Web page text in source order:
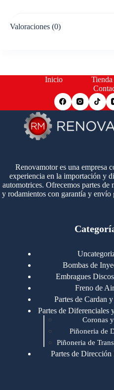
Valoraciones (0)
Inicio Tienda
Renovamotor es una empresa
experiencia en la importación y
automotrices. Ofrecemos partes de
y rodamientos con garantía y
Bombas de
Embragues
Freno de
Partes de Cardan
Partes de Diferenciales
Coronas
Piñoneria de
Piñoneria de
Partes de